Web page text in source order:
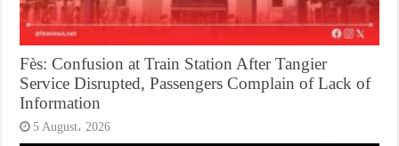
Fès: Confusion at Train Station After Tangier
Service Disrupted, Passengers Complain of Lack of
Information
5 August، 2026